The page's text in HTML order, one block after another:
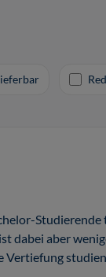
dabei aber
Vertiefung